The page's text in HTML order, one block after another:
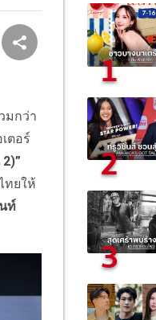
มกว่า
ตอร์
ทยให้
ท์
1
2
3